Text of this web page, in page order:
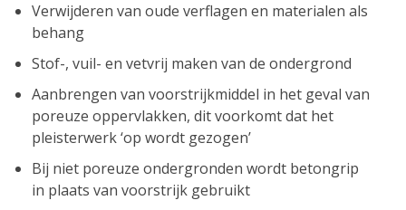
Verwijderen van oude verflagen en materialen als
behang
Stof-, vuil- en vetvrij maken van de ondergrond
Aanbrengen van voorstrijkmiddel in het geval van
poreuze oppervlakken, dit voorkomt dat het
pleisterwerk ‘op wordt gezogen’
Bij niet poreuze ondergronden wordt betongrip
in plaats van voorstrijk gebruikt